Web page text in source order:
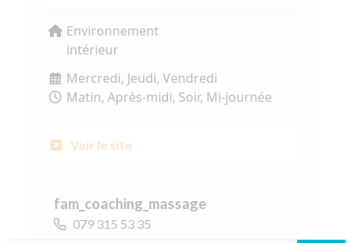
Environnement
intérieur
Mercredi, Jeudi, Vendredi
Matin, Après-midi, Soir, Mi-journée
Voir le site
fam_coaching_massage
079 315 53 35